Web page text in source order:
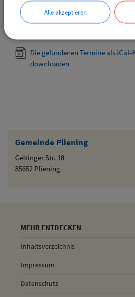
Gemeinde Pliening
Geltinger Str. 18
85652 Pliening
Downloads
Die gefundenen Termine als
Die gefundenen Termine als
downloaden
MEHR ENTDECKEN
Inhaltsverzeichnis
Impressum
Datenschutz
Alle akzeptieren